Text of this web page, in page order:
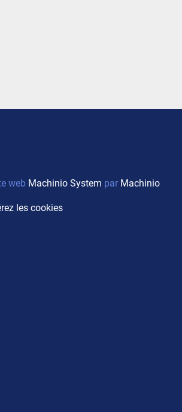
web Machinio System par Machinio
les cookies